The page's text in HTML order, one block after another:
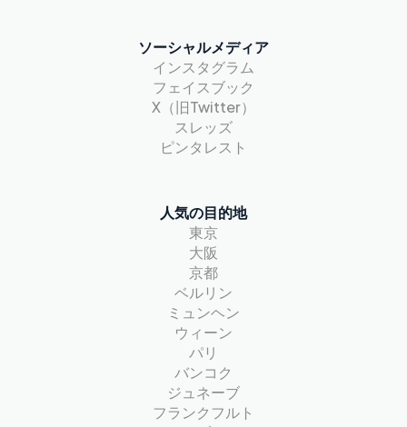
ソーシャルメディア
インスタグラム
フェイスブック
X（旧Twitter）
スレッズ
ピンタレスト
人気の目的地
東京
大阪
京都
ベルリン
ミュンヘン
ウィーン
パリ
バンコク
ジュネーブ
フランクフルト